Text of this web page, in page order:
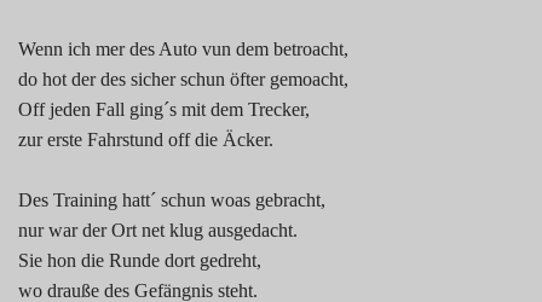
Wenn ich mer des Auto vun dem betroacht,
do hot der des sicher schun öfter gemoacht,
Off jeden Fall ging´s mit dem Trecker,
zur erste Fahrstund off die Äcker.
Des Training hatt´ schun woas gebracht,
nur war der Ort net klug ausgedacht.
Sie hon die Runde dort gedreht,
wo drauße des Gefängnis steht.